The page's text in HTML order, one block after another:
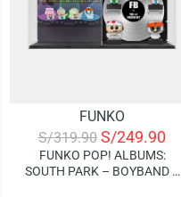
FUNKO
S/319.90 S/249.90
FUNKO POP! ALBUMS:
SOUTH PARK – BOYBAND –